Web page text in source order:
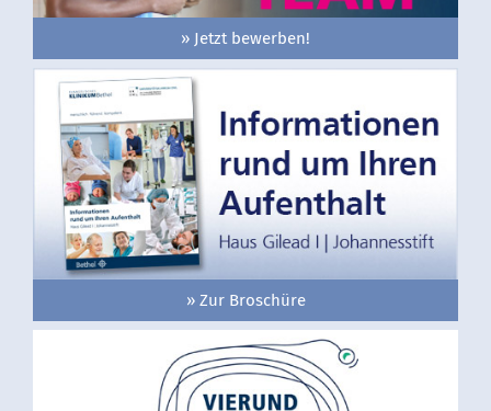
» Jetzt bewerben!
» Zur Broschüre